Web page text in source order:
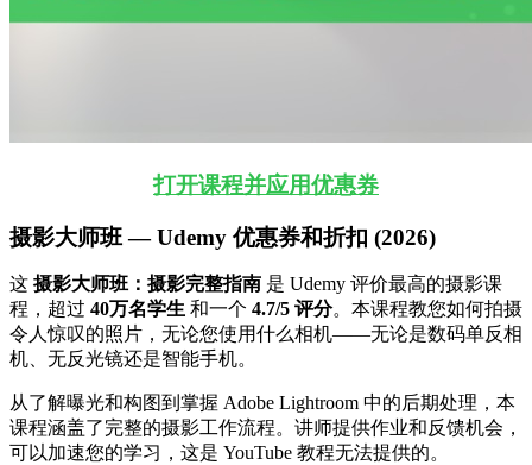
打开课程并应用优惠券
摄影大师班 — Udemy 优惠券和折扣 (2026)
这 摄影大师班：摄影完整指南 是 Udemy 评价最高的摄影课
程，超过 40万名学生 和一个 4.7/5 评分。本课程教您如何拍摄
令人惊叹的照片，无论您使用什么相机——无论是数码单反相
机、无反光镜还是智能手机。
从了解曝光和构图到掌握 Adob​​e Lightroom 中的后期处理，本
课程涵盖了完整的摄影工作流程。讲师提供作业和反馈机会，
可以加速您的学习，这是 YouTube 教程无法提供的。